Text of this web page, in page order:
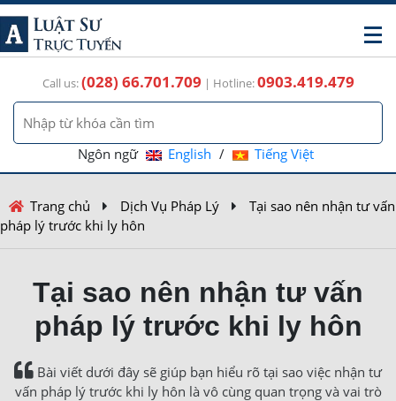
Call us:(028) 66.701.709 | Hotline:0903.419.479
Ngôn ngữ English / Tiếng Việt
Trang chủ Dịch Vụ Pháp Lý
Tại sao nên nhận tư vấn
pháp lý trước khi ly hôn
Tại sao nên nhận tư vấn
pháp lý trước khi ly hôn
Bài viết dưới đây sẽ giúp bạn hiểu rõ tại sao việc nhận tư
vấn pháp lý trước khi ly hôn là vô cùng quan trọng và vai trò